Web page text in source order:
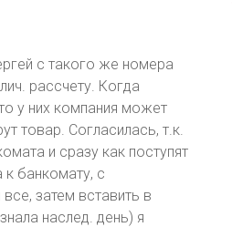
с такого же номера
рассчету. Когда
у них компания может
товар. Согласилась, т.к.
и сразу как поступят
к банкомату, с
затем вставить в
наслед. день) я